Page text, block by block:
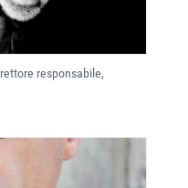
responsabile,